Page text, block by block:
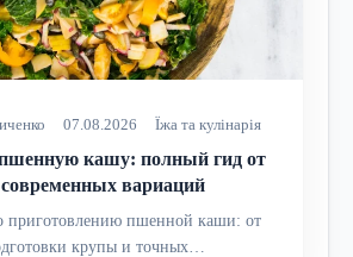
07.08.2026 Їжа та кулінарія
кашу: полный гид от
вариаций
приготовлению пшенной каши: от
крупы и точных…